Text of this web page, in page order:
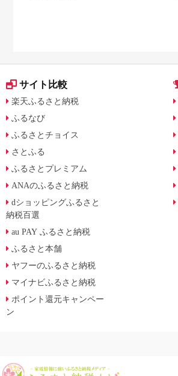
サイト比較
楽天ふるさと納税
ふるなび
ふるさとチョイス
さとふる
ふるさとプレミアム
ANAのふるさと納税
dショッピングふるさと
納税百選
au PAY ふるさと納税
ふるさと本舗
ヤフーのふるさと納税
マイナビふるさと納税
ポイント還元キャンペー
ン